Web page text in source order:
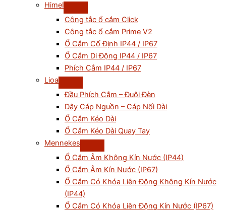
Himel
Công tắc ổ cắm Click
Công tắc ổ cắm Prime V2
Ổ Cắm Cố Định IP44 / IP67
Ổ Cắm Di Động IP44 / IP67
Phích Cắm IP44 / IP67
Lioa
Đầu Phích Cắm – Đuôi Đèn
Dây Cáp Nguồn – Cáp Nối Dài
Ổ Cắm Kéo Dài
Ổ Cắm Kéo Dài Quay Tay
Mennekes
Ổ Cắm Âm Không Kín Nước (IP44)
Ổ Cắm Âm Kín Nước (IP67)
Ổ Cắm Có Khóa Liên Động Không Kín Nước
(IP44)
Ổ Cắm Có Khóa Liên Động Kín Nước (IP67)